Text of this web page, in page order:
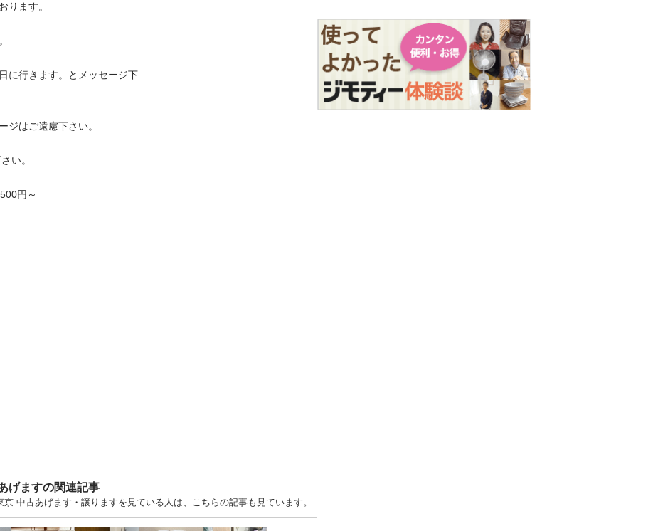
ります。
。
に行きます。とメッセージ下
ジはご遠慮下さい。
い。
円～
げますの関連記事
中古あげます・譲りますを見ている人は、こちらの記事も見ています。